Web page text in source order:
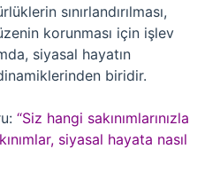
sınırlandırılması,
korunması için işlev
siyasal hayatın
biridir.
“Siz hangi sakınımlarınızla
siyasal hayata nasıl